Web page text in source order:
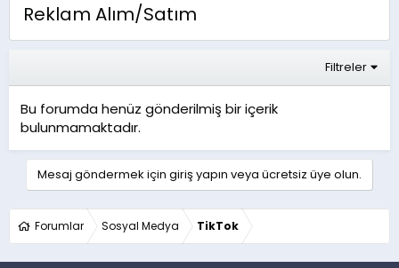
Reklam Alım/Satım
Filtreler
Bu forumda henüz gönderilmiş bir içerik
bulunmamaktadır.
Mesaj göndermek için giriş yapın veya ücretsiz üye olun.
Forumlar Sosyal Medya TikTok